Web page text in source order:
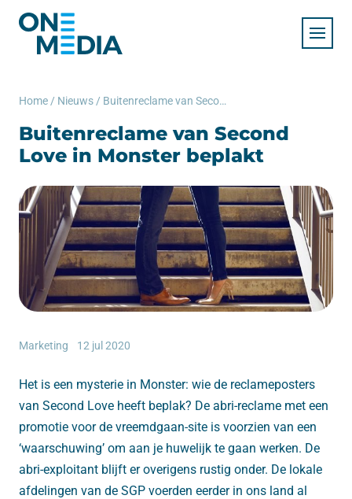
Home / Nieuws / Buitenreclame van Second Love in Monster beplakt
Buitenreclame van Second
Love in Monster beplakt
Marketing 12 jul 2020
Het is een mysterie in Monster: wie de reclameposters
van Second Love heeft beplak? De abri-reclame met een
promotie voor de vreemdgaan-site is voorzien van een
‘waarschuwing’ om aan je huwelijk te gaan werken. De
abri-exploitant blijft er overigens rustig onder. De lokale
afdelingen van de SGP voerden eerder in ons land al